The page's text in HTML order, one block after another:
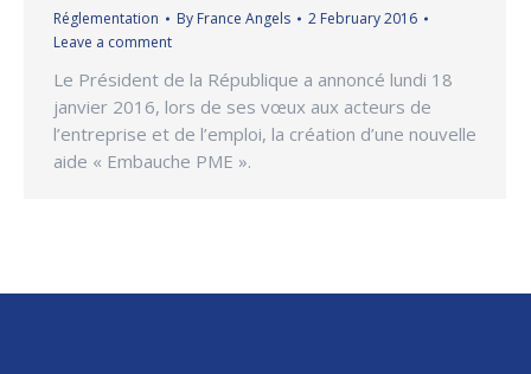
Réglementation By France Angels
2 February 2016
Leave a comment
Le Président de la République a annoncé lundi 18
janvier 2016, lors de ses vœux aux acteurs de
l’entreprise et de l’emploi, la création d’une nouvelle
aide « Embauche PME ».